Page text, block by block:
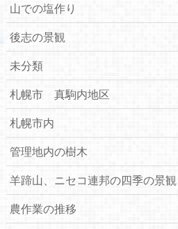
山での塩作り
後志の景観
未分類
札幌市 真駒内地区
札幌市内
管理地内の樹木
羊蹄山、ニセコ連邦の四季の景観
農作業の推移